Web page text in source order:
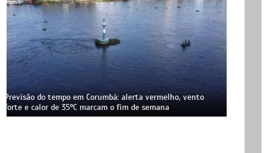
Ferrovia Malha Oeste, que liga Corumbá a São Paulo, pode
ter reconstrução suspensa pela Justiça; atraso mantém
BR-262 sobrecarregada por carretas e acidentes